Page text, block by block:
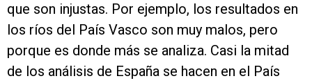
que son injustas. Por ejemplo, los resultados en
los ríos del País Vasco son muy malos, pero
porque es donde más se analiza. Casi la mitad
de los análisis de España se hacen en el País